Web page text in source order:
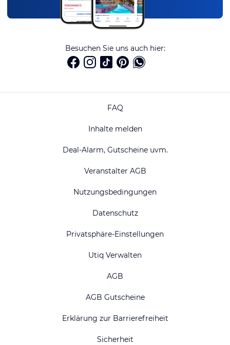
Besuchen Sie uns auch hier:
FAQ
Inhalte melden
Deal-Alarm, Gutscheine uvm.
Veranstalter AGB
Nutzungsbedingungen
Datenschutz
Privatsphäre-Einstellungen
Utiq Verwalten
AGB
AGB Gutscheine
Erklärung zur Barrierefreiheit
Sicherheit